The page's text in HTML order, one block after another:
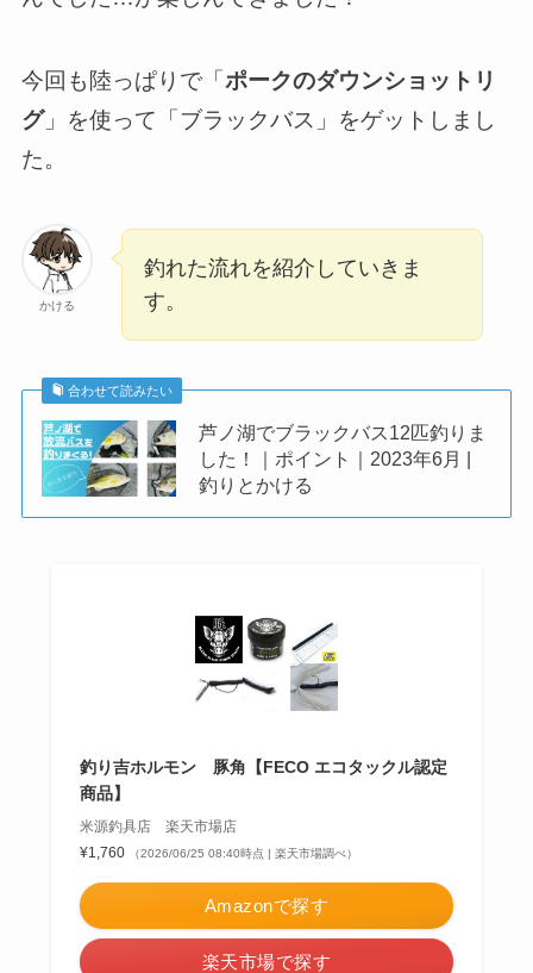
今回も陸っぱりで「 ポークのダウンショットリ
グ」を使って「ブラックバス」をゲットしまし
た。
かける
釣れた流れを紹介していきま
す。
合わせて読みたい
芦ノ湖でブラックバス12匹釣りま
した！｜ポイント｜2023年6月 |
釣りとかける
釣り吉ホルモン 豚角【FECO エコタックル認定
商品】
米源釣具店 楽天市場店
¥1,760
（2026/06/25 08:40時点 | 楽天市場調べ）
Amazonで探す
楽天市場で探す